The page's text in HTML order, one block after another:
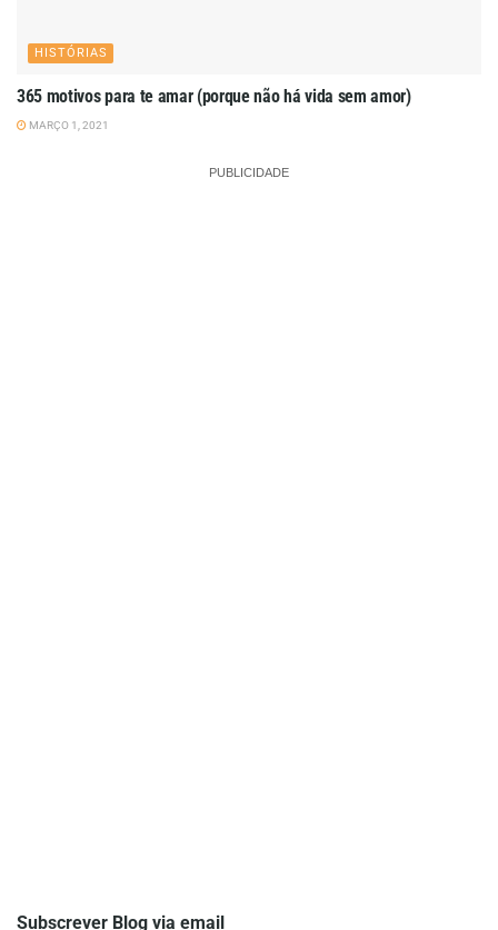
HISTÓRIAS
365 motivos para te amar (porque não há vida sem amor)
MARÇO 1, 2021
PUBLICIDADE
Subscrever Blog via email